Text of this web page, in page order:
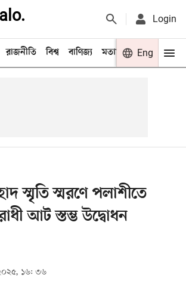
Login
রাজনীতি বিশ্ব বাণিজ্য মতামত খেলা
Eng
স্মৃতি স্মরণে পলাশীতে
আট স্তম্ভ উদ্বোধন
১৬: ৩৬